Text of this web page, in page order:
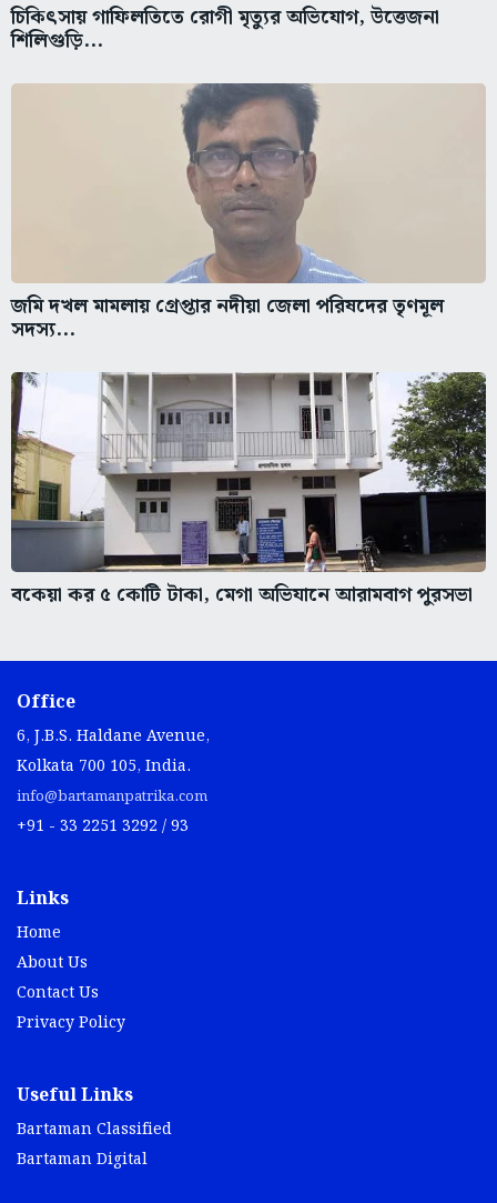
চিকিৎসায় গাফিলতিতে রোগী মৃত্যুর অভিযোগ, উত্তেজনা
শিলিগুড়ি...
জমি দখল মামলায় গ্রেপ্তার নদীয়া জেলা পরিষদের তৃণমূল
সদস্য...
বকেয়া কর ৫ কোটি টাকা, মেগা অভিযানে আরামবাগ পুরসভা
Office
6, J.B.S. Haldane Avenue,
Kolkata 700 105, India.
info@bartamanpatrika.com
+91 - 33 2251 3292 / 93
Links
Home
About Us
Contact Us
Privacy Policy
Useful Links
Bartaman Classified
Bartaman Digital